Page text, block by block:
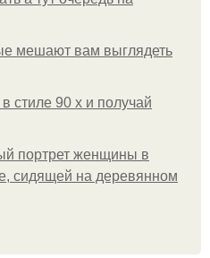
мешают вам выглядеть
стиле 90 х и получай
портрет женщины в
сидящей на деревянном